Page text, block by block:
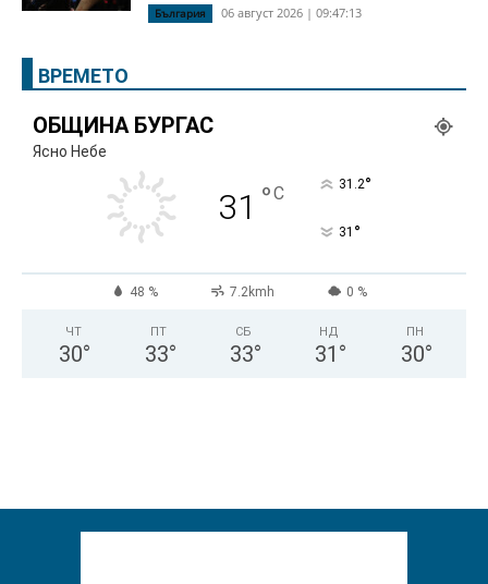
България 06 август 2026 | 09:47:13
ВРЕМЕТО
ОБЩИНА БУРГАС
Ясно Небе
31 °C 31.2°
31 °
48 % 7.2kmh 0 %
ЧТ
30°
ПТ
33°
СБ
33°
НД
31 °
ПН
30°